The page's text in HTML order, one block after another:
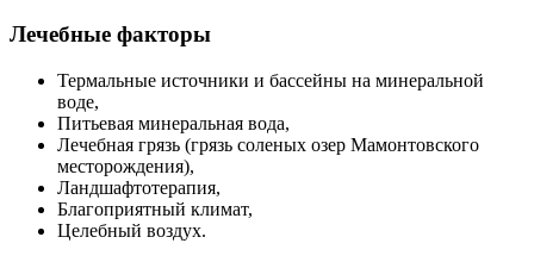
Лечебные факторы
Термальные источники и бассейны на минеральной
воде,
Питьевая минеральная вода,
Лечебная грязь (грязь соленых озер Мамонтовского
месторождения),
Ландшафтотерапия,
Благоприятный климат,
Целебный воздух.